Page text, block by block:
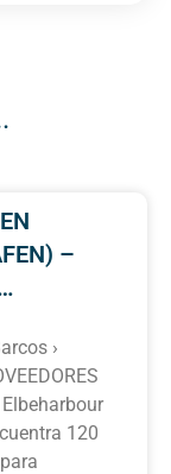
–
›
120